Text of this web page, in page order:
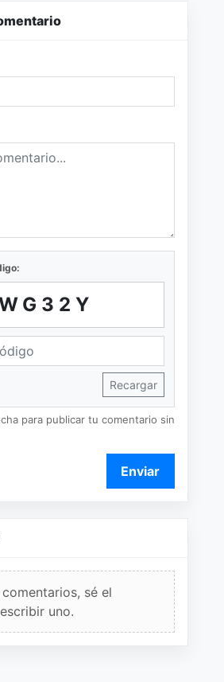
Recargar
para publicar tu comentario sin
Enviar
sé el
uno.